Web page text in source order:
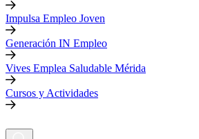
Impulsa Empleo Joven
Generación IN Empleo
Vives Emplea Saludable Mérida
Cursos y Actividades